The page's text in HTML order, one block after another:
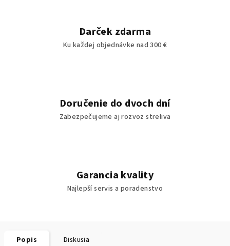
Darček zdarma
Ku každej objednávke nad 300 €
Doručenie do dvoch dní
Zabezpečujeme aj rozvoz streliva
Garancia kvality
Najlepší servis a poradenstvo
Popis Diskusia